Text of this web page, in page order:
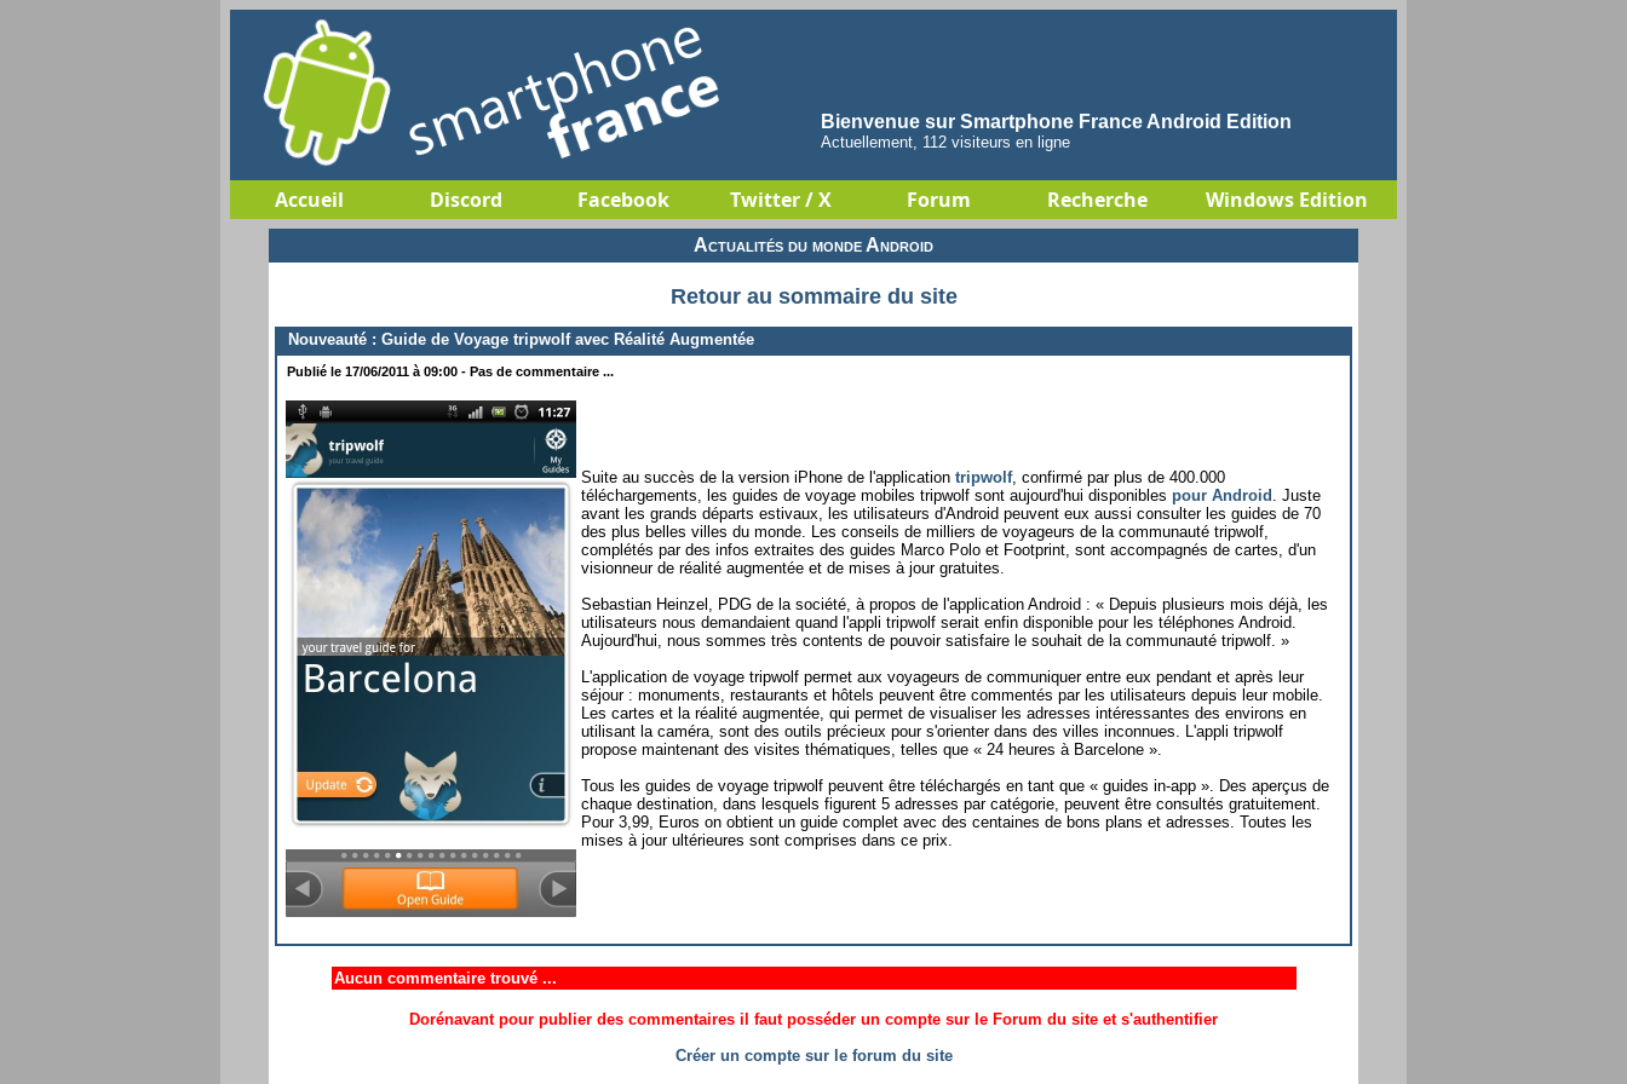
Bienvenue sur Smartphone France Android Edition
Actuellement, 112 visiteurs en ligne
Accueil Discord Facebook Twitter / X Forum Recherche Windows Edition
Actualités du monde Android
Retour au sommaire du site
Nouveauté : Guide de Voyage tripwolf avec Réalité Augmentée
Publié le 17/06/2011 à 09:00 - Pas de commentaire ...
Suite au succès de la version iPhone de l'application tripwolf, confirmé par plus de 400.000
téléchargements, les guides de voyage mobiles tripwolf sont aujourd'hui disponibles pour Android . Juste
avant les grands départs estivaux, les utilisateurs d'Android peuvent eux aussi consulter les guides de 70
des plus belles villes du monde. Les conseils de milliers de voyageurs de la communauté tripwolf,
complétés par des infos extraites des guides Marco Polo et Footprint, sont accompagnés de cartes, d'un
visionneur de réalité augmentée et de mises à jour gratuites.
Sebastian Heinzel, PDG de la société, à propos de l'application Android : « Depuis plusieurs mois déjà, les
utilisateurs nous demandaient quand l'appli tripwolf serait enfin disponible pour les téléphones Android.
Aujourd'hui, nous sommes très contents de pouvoir satisfaire le souhait de la communauté tripwolf. »
L'application de voyage tripwolf permet aux voyageurs de communiquer entre eux pendant et après leur
séjour : monuments, restaurants et hôtels peuvent être commentés par les utilisateurs depuis leur mobile.
Les cartes et la réalité augmentée, qui permet de visualiser les adresses intéressantes des environs en
utilisant la caméra, sont des outils précieux pour s'orienter dans des villes inconnues. L'appli tripwolf
propose maintenant des visites thématiques, telles que « 24 heures à Barcelone ».
Tous les guides de voyage tripwolf peuvent être téléchargés en tant que « guides in-app ». Des aperçus de
chaque destination, dans lesquels figurent 5 adresses par catégorie, peuvent être consultés gratuitement.
Pour 3,99, Euros on obtient un guide complet avec des centaines de bons plans et adresses. Toutes les
mises à jour ultérieures sont comprises dans ce prix.
Aucun commentaire trouvé ...
Dorénavant pour publier des commentaires il faut posséder un compte sur le Forum du site et s'authentifier
Créer un compte sur le forum du site